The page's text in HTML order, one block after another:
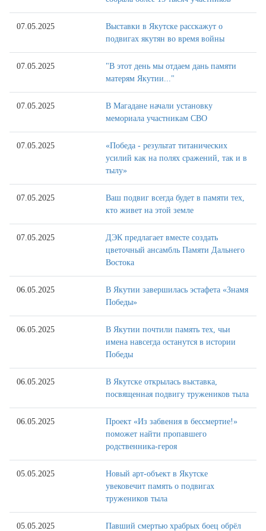
07.05.2025
Выставки в Якутске расскажут о
подвигах якутян во время войны
07.05.2025
"В этот день мы отдаем дань памяти
матерям Якутии..."
07.05.2025
В Магадане начали установку
мемориала участникам СВО
07.05.2025
«Победа - результат титанических
усилий как на полях сражений, так и в
тылу»
07.05.2025
Ваш подвиг всегда будет в памяти тех,
кто живет на этой земле
07.05.2025
ДЭК предлагает вместе создать
цветочный ансамбль Памяти Дальнего
Востока
06.05.2025
В Якутии завершилась эстафета «Знамя
Победы»
06.05.2025
В Якутии почтили память тех, чьи
имена навсегда останутся в истории
Победы
06.05.2025
В Якутске открылась выставка,
посвященная подвигу тружеников тыла
06.05.2025
Проект «Из забвения в бессмертие!»
поможет найти пропавшего
родственника-героя
05.05.2025
Новый арт-объект в Якутске
увековечит память о подвигах
тружеников тыла
05.05.2025 Павший смертью храбрых боец обрёл